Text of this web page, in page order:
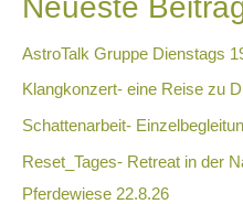
AstroTalk Gruppe Dienstags
Klangkonzert- eine Reise zu
Schattenarbeit-
Reset_Tages- Retreat in der
Pferdewiese 22.8.26